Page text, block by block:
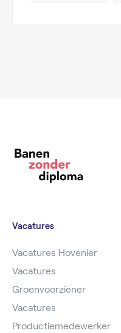
Vacatures
Vacatures Hovenier
Vacatures
Groenvoorziener
Vacatures
Productiemedewerker